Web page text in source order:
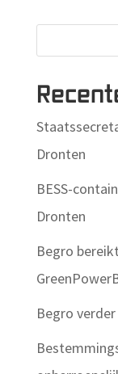
Dronten
BESS-
Dronten
Begro
Begro